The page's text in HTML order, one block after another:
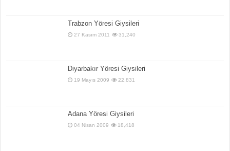
Trabzon Yöresi Giysileri
27 Kasım 2011 31,240
Diyarbakır Yöresi Giysileri
19 Mayıs 2009 22,831
Adana Yöresi Giysileri
04 Nisan 2009 18,418